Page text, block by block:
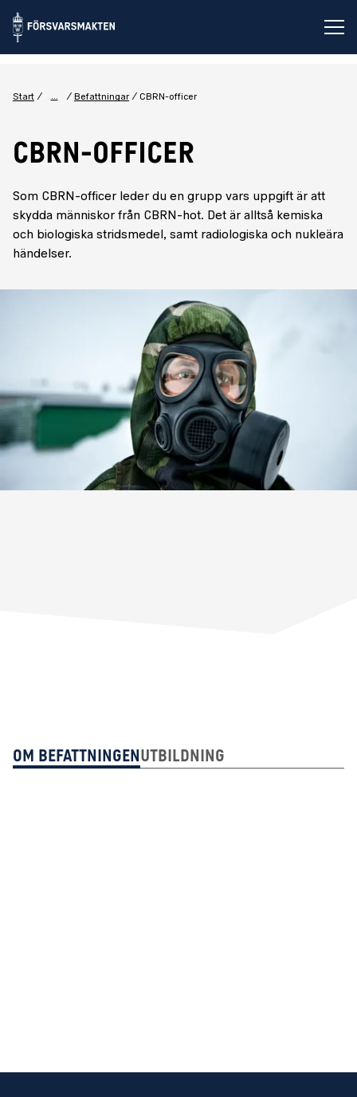
Start ... Befattningar CBRN-officer
CBRN-OFFICER
Som CBRN-officer leder du en grupp vars uppgift är att
skydda människor från CBRN-hot. Det är alltså kemiska
och biologiska stridsmedel, samt radiologiska och nukleära
händelser.
Om BefattningenUtbildning